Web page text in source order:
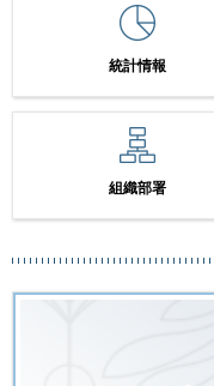
統計情報
組織部署